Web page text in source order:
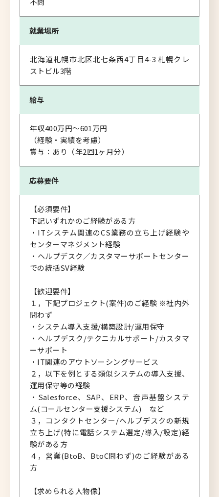
就業場所
北海道札幌市北区北七条西4丁目4-3 札幌クレ
ストビル3階
給与
年収400万円～601万円
（経験・実績を考慮）
賞与：あり（年2回1ヶ月分）
応募要件
【必須要件】
下記いずれかのご経験がある方
・ITシステム関連のCS業務の立ち上げ経験や
センターマネジメント経験
・ヘルプデスク／カスタマーサポートセンター
での統括SV経験
【歓迎要件】
１，下記プロジェクト(案件)のご経験 ※社内外
問わず
・システム導入支援/構築設計/運用保守
・ヘルプデスク/テクニカルサポート/カスタマ
ーサポート
・IT関連のアウトソーシングサービス
２，以下を例とする類似システムの導入支援、
運用保守等の経験
・Salesforce、SAP、ERP、音声基盤システ
ム(コールセンター支援システム) など
３，コンタクトセンター/ヘルプデスクの新規
立ち上げ(特に電話システム選定/導入/設定)経
験がある方
４，営業(BtoB、BtoC問わず)のご経験がある
方
【求められる人物像】